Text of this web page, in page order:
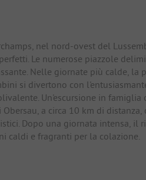
nel nord-ovest del
Le numerose piazzole
Nelle giornate più calde, la
si divertono con
Un'escursione in famiglia
a circa 10 km di distanza,
Dopo una giornata intensa, il
caldi e fragranti per la colazione.